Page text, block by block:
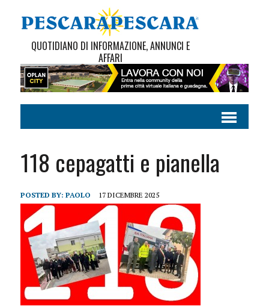
QUOTIDIANO DI INFORMAZIONE, ANNUNCI E
AFFARI
118 cepagatti e pianella
POSTED BY: PAOLO 17 DICEMBRE 2025